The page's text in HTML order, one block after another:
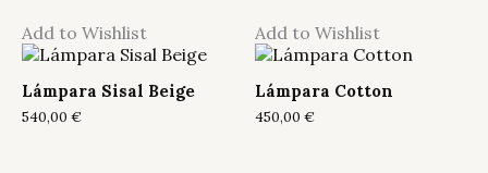
Add to Wishlist
Lámpara Sisal Beige
540,00 €
Add to Wishlist
Lámpara Cotton
450,00 €